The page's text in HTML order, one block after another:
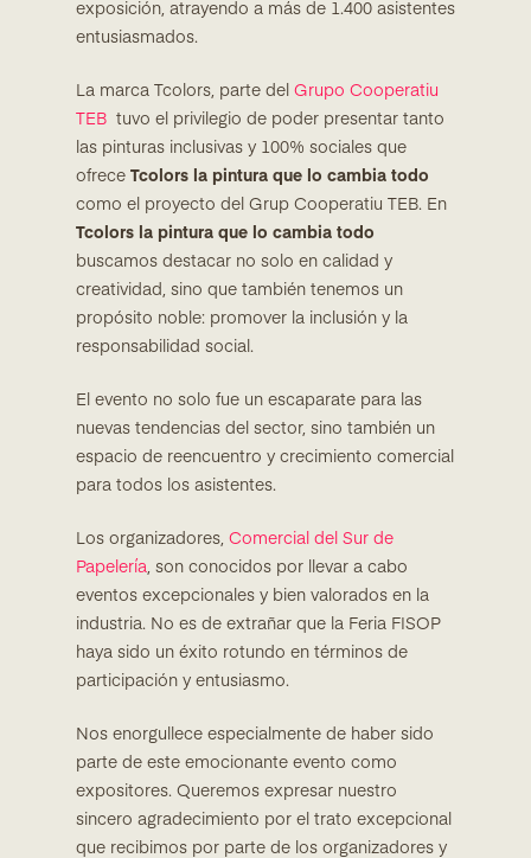
exposición, atrayendo a más de 1.400 asistentes
entusiasmados.
La marca Tcolors, parte del Grupo Cooperatiu
TEB tuvo el privilegio de poder presentar tanto
las pinturas inclusivas y 100% sociales que
ofrece Tcolors la pintura que lo cambia todo
como el proyecto del Grup Cooperatiu TEB. En
Tcolors la pintura que lo cambia todo
buscamos destacar no solo en calidad y
creatividad, sino que también tenemos un
propósito noble: promover la inclusión y la
responsabilidad social.
El evento no solo fue un escaparate para las
nuevas tendencias del sector, sino también un
espacio de reencuentro y crecimiento comercial
para todos los asistentes.
Los organizadores, Comercial del Sur de
Papelería, son conocidos por llevar a cabo
eventos excepcionales y bien valorados en la
industria. No es de extrañar que la Feria FISOP
haya sido un éxito rotundo en términos de
participación y entusiasmo.
Nos enorgullece especialmente de haber sido
parte de este emocionante evento como
expositores. Queremos expresar nuestro
sincero agradecimiento por el trato excepcional
que recibimos por parte de los organizadores y